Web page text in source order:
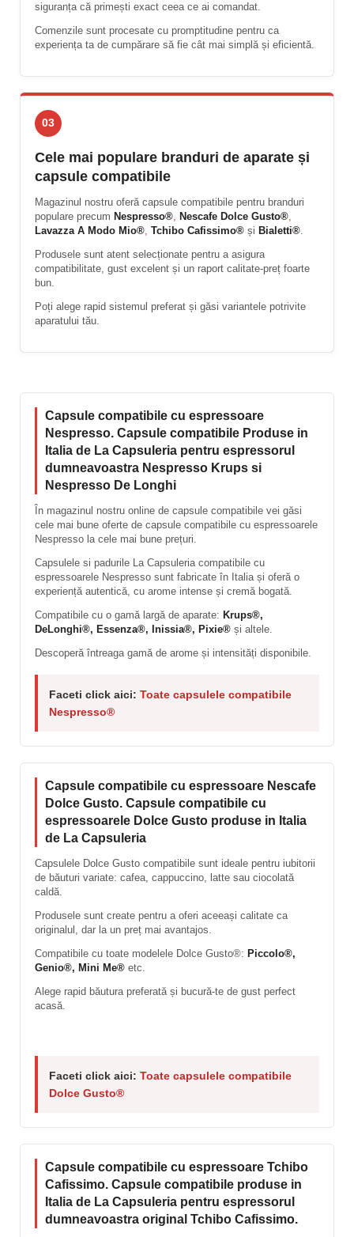
siguranța că primești exact ceea ce ai comandat.
Comenzile sunt procesate cu promptitudine pentru ca
experiența ta de cumpărare să fie cât mai simplă și eficientă.
03
Cele mai populare branduri de aparate și
capsule compatibile
Magazinul nostru oferă capsule compatibile pentru branduri
populare precum Nespresso® Nescafe Dolce Gusto®
Lavazza A Modo Mio® Tchibo Cafissimo® și Bialetti®
Produsele sunt atent selecționate pentru a asigura
compatibilitate, gust excelent și un raport calitate-preț foarte
bun.
Poți alege rapid sistemul preferat și găsi variantele potrivite
aparatului tău.
Capsule compatibile cu espressoare
Nespresso. Capsule compatibile Produse in
Italia de La Capsuleria pentru espressorul
dumneavoastra Nespresso Krups si
Nespresso De Longhi
În magazinul nostru online de capsule compatibile vei găsi
cele mai bune oferte de capsule compatibile cu espressoarele
Nespresso la cele mai bune prețuri.
Capsulele si padurile La Capsuleria compatibile cu
espressoarele Nespresso sunt fabricate în Italia și oferă o
experiență autentică, cu arome intense și cremă bogată.
Compatibile cu o gamă largă de aparate: Krups®,
DeLonghi®, Essenza®, Inissia®, Pixie® și altele.
Descoperă întreaga gamă de arome și intensități disponibile.
Faceti click aici: Toate capsulele compatibile
Nespresso®
Capsule compatibile cu espressoare Nescafe
Dolce Gusto. Capsule compatibile cu
espressoarele Dolce Gusto produse in Italia
de La Capsuleria
Capsulele Dolce Gusto compatibile sunt ideale pentru iubitorii
de băuturi variate: cafea, cappuccino, latte sau ciocolată
caldă.
Produsele sunt create pentru a oferi aceeași calitate ca
originalul, dar la un preț mai avantajos.
Compatibile cu toate modelele Dolce Gusto®: Piccolo®,
Genio®, Mini Me® etc.
Alege rapid băutura preferată și bucură-te de gust perfect
acasă.
Faceti click aici: Toate capsulele compatibile
Dolce Gusto®
Capsule compatibile cu espressoare Tchibo
Cafissimo. Capsule compatibile produse in
Italia de La Capsuleria pentru espressorul
dumneavoastra original Tchibo Cafissimo.